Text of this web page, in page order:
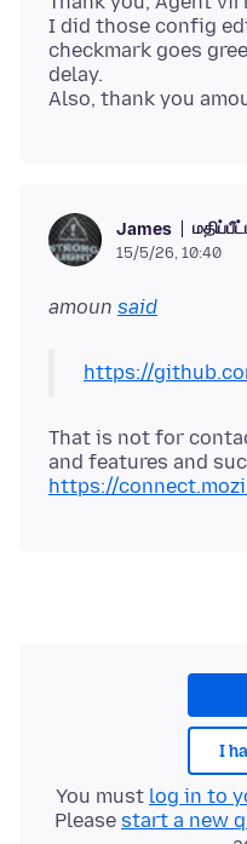
I did those config
checkmark goes
delay.
James
15/5/26, 10:40
amoun said
https://
That is not for
and features and
https://
I
You must log in to
Please start a new